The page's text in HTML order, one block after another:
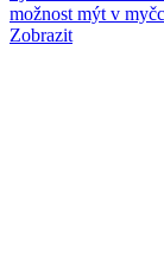
možnost mýt v
Zobrazit